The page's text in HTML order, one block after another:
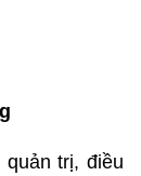
trị, điều